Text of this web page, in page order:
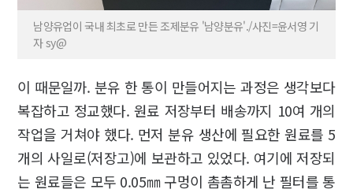
남양유업이 국내 최초로 만든 조제분유 '남양분유'./사진=윤서영 기
자 sy@
이 때문일까. 분유 한 통이 만들어지는 과정은 생각보다
복잡하고 정교했다. 원료 저장부터 배송까지 10여 개의
작업을 거쳐야 했다. 먼저 분유 생산에 필요한 원료를 5
개의 사일로(저장고)에 보관하고 있었다. 여기에 저장되
는 원료들은 모두 0.05㎜ 구멍이 촘촘하게 난 필터를 통